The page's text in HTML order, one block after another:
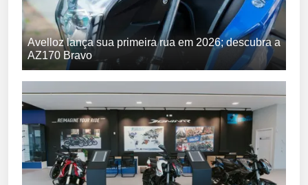
Avelloz lança sua primeira rua em 2026; descubra a
AZ170 Bravo